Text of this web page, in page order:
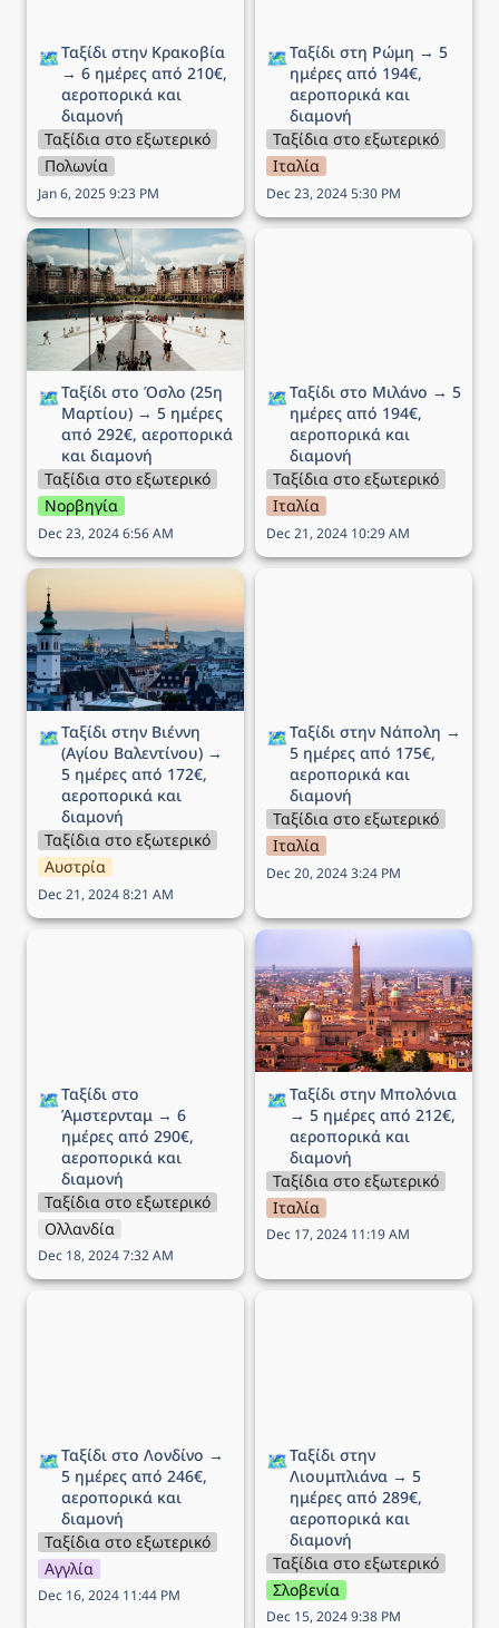
🗺️Ταξίδι στην Κρακοβία
→ 6 ημέρες από 210€,
αεροπορικά και
διαμονή
Ταξίδια στο εξωτερικό
Πολωνία
Jan 6, 2025 9:23 PM
🗺️Ταξίδι στη Ρώμη → 5
ημέρες από 194€,
αεροπορικά και
διαμονή
Ταξίδια στο εξωτερικό
Ιταλία
Dec 23, 2024 5:30 PM
Ταξίδι στο Όσλο (25η
Μαρτίου) → 5 ημέρες
από 292€, αεροπορικά
και διαμονή
🗺️Ταξίδι στο Όσλο (25η
Μαρτίου) → 5 ημέρες
από 292€, αεροπορικά
και διαμονή
Ταξίδια στο εξωτερικό
Νορβηγία
Dec 23, 2024 6:56 AM
🗺️Ταξίδι στο Μιλάνο → 5
ημέρες από 194€,
αεροπορικά και
διαμονή
Ταξίδια στο εξωτερικό
Ιταλία
Dec 21, 2024 10:29 AM
Ταξίδι στην Βιέννη (Αγίου
Βαλεντίνου) → 5 ημέρες
από 172€, αεροπορικά
και διαμονή
🗺️Ταξίδι στην Βιέννη
(Αγίου Βαλεντίνου) →
5 ημέρες από 172€,
αεροπορικά και
διαμονή
Ταξίδια στο εξωτερικό
Αυστρία
Dec 21, 2024 8:21 AM
🗺️Ταξίδι στην Νάπολη →
5 ημέρες από 175€,
αεροπορικά και
διαμονή
Ταξίδια στο εξωτερικό
Ιταλία
Dec 20, 2024 3:24 PM
🗺️Ταξίδι στο
Άμστερνταμ → 6
ημέρες από 290€,
αεροπορικά και
διαμονή
Ταξίδια στο εξωτερικό
Ολλανδία
Dec 18, 2024 7:32 AM
Ταξίδι στην Μπολόνια →
5 ημέρες από 212€,
αεροπορικά και διαμονή
🗺️Ταξίδι στην Μπολόνια
→ 5 ημέρες από 212€,
αεροπορικά και
διαμονή
Ταξίδια στο εξωτερικό
Ιταλία
Dec 17, 2024 11:19 AM
🗺️Ταξίδι στο Λονδίνο →
5 ημέρες από 246€,
αεροπορικά και
διαμονή
Ταξίδια στο εξωτερικό
Αγγλία
Dec 16, 2024 11:44 PM
🗺️Ταξίδι στην
Λιουμπλιάνα → 5
ημέρες από 289€,
αεροπορικά και
διαμονή
Ταξίδια στο εξωτερικό
Σλοβενία
Dec 15, 2024 9:38 PM